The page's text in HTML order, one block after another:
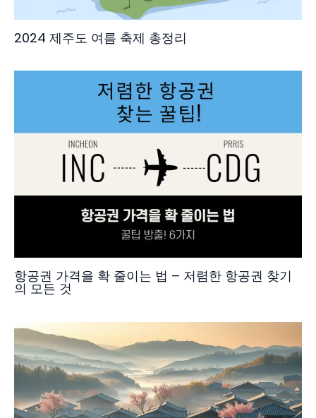
2024 제주도 여름 축제 총정리
항공권 가격을 확 줄이는 법 – 저렴한 항공권 찾기
의 모든 것